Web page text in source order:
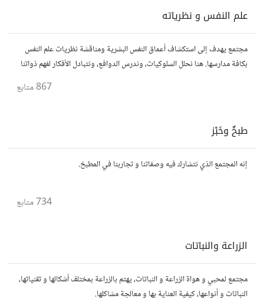
علم النفس و نظرياته
مجتمع يهدف إلى استكشاف أعماق النفس البشرية ومناقشة نظريات علم النفس
بكافة مدارسها. هنا نحلل السلوكيات، وندرس الدوافع، ونتبادل الأفكار لفهم ذواتنا
867متابع
طبخٌ وخَبْز
إنه المجتمع الذي نتشارك فيه وصفاتنا و تجاربنا في المطبخ.
734متابع
الزراعة والنباتات
مجتمع لمحبي و هواة الزراعة و النباتات، يهتم بالزراعة بمختلف أشكالها و تقنياتها،
النباتات و أنواعها، كيفية العناية بها و معالجة مشاكلها.